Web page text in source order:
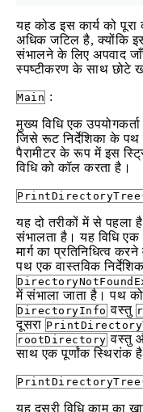
यह कोड इस कार्य को
अधिक जटिल है, क्योंकि
संभालने के लिए अपवाद
स्पष्टीकरण के साथ छोटे
Main :
मुख्य विधि एक
जिसे रूट निर्देशिका के
पैरामीटर के रूप में इस
विधि को कॉल करता है।
यह दो तरीकों में से पहला है
संभालता है। यह विधि
मार्ग का प्रतिनिधित्व
पथ एक वास्तविक
में संभाला जाता है। पथ
DirectoryInfo वस्तु
दूसरा
rootDirectory वस्तु
साथ एक पूर्णांक स्थिरांक
यह दूसरी विधि काम का